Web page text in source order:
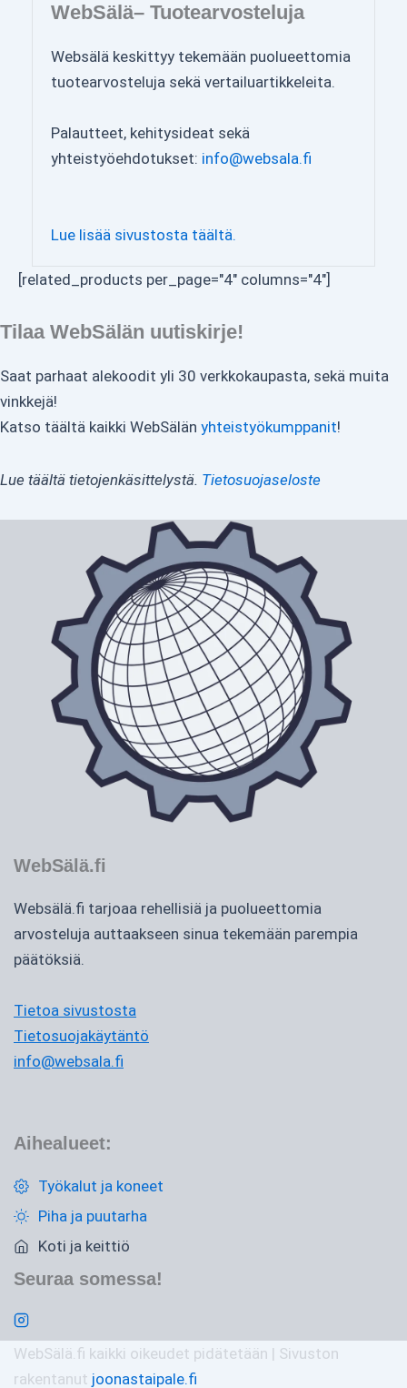
WebSälä– Tuotearvosteluja
Websälä keskittyy tekemään puolueettomia
tuotearvosteluja sekä vertailuartikkeleita.
Palautteet, kehitysideat sekä
yhteistyöehdotukset: info@websala.fi
Lue lisää sivustosta täältä.
[related_products per_page="4" columns="4"]
Tilaa WebSälän uutiskirje!
Saat parhaat alekoodit yli 30 verkkokaupasta, sekä muita
vinkkejä!
Katso täältä kaikki WebSälän yhteistyökumppanit!
Lue täältä tietojenkäsittelystä. Tietosuojaseloste
WebSälä.fi
Websälä.fi tarjoaa rehellisiä ja puolueettomia
arvosteluja auttaakseen sinua tekemään parempia
päätöksiä.
Tietoa sivustosta
Tietosuojakäytäntö
info@websala.fi
Aihealueet:
Työkalut ja koneet
Piha ja puutarha
Koti ja keittiö
Seuraa somessa!
WebSälä.fi kaikki oikeudet pidätetään | Sivuston
rakentanut joonastaipale.fi